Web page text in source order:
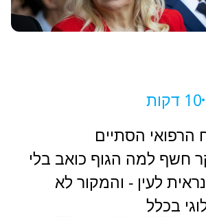
10 דקות
הרפואי הסתיים
חשף למה הגוף כואב בלי
לעין - והמקור לא
בכלל